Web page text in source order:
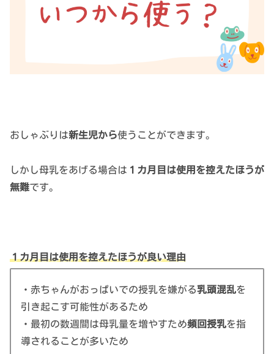
おしゃぶりは新生児から使うことができます。
しかし母乳をあげる場合は １カ月目は使用を控えたほうが
無難です。
１カ月目は使用を控えたほうが良い理由
・赤ちゃんがおっぱいでの授乳を嫌がる乳頭混乱を
引き起こす可能性があるため
・最初の数週間は母乳量を増やすため頻回授乳を指
導されることが多いため